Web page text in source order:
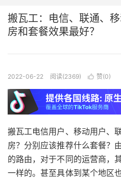
搬瓦工：电信、联通、
房和套餐效果最好？
2022-06-22 阅读(2369)  赞(0)
搬瓦工电信用户、移动用户、
房？分别应该推荐什么套餐？
的路由，对于不同的运营商，
一样的。甚至具体到某个地区